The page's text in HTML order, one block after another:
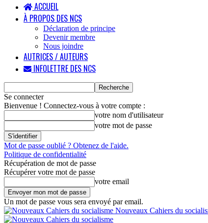
ACCUEIL
À PROPOS DES NCS
Déclaration de principe
Devenir membre
Nous joindre
AUTRICES / AUTEURS
INFOLETTRE DES NCS
Se connecter
Bienvenue ! Connectez-vous à votre compte :
votre nom d'utilisateur
votre mot de passe
Mot de passe oublié ? Obtenez de l'aide.
Politique de confidentialité
Récupération de mot de passe
Récupérer votre mot de passe
votre email
Un mot de passe vous sera envoyé par email.
Nouveaux Cahiers du